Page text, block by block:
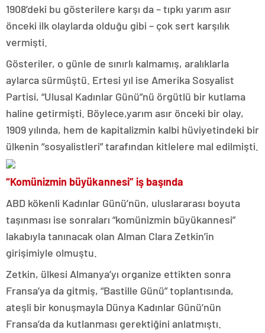
1908’deki bu gösterilere karşı da – tıpkı yarım asır
önceki ilk olaylarda olduğu gibi – çok sert karşılık
vermişti.
Gösteriler, o günle de sınırlı kalmamış, aralıklarla
aylarca sürmüştü. Ertesi yıl ise Amerika Sosyalist
Partisi, “Ulusal Kadınlar Günü”nü örgütlü bir kutlama
haline getirmişti. Böylece,yarım asır önceki bir olay,
1909 yılında, hem de kapitalizmin kalbi hüviyetindeki bir
ülkenin “sosyalistleri” tarafından kitlelere mal edilmişti.
“Komünizmin büyükannesi” iş başında
ABD kökenli Kadınlar Günü’nün, uluslararası boyuta
taşınması ise sonraları “komünizmin büyükannesi”
lakabıyla tanınacak olan Alman Clara Zetkin’in
girişimiyle olmuştu.
Zetkin, ülkesi Almanya’yı organize ettikten sonra
Fransa’ya da gitmiş, “Bastille Günü” toplantısında,
ateşli bir konuşmayla Dünya Kadınlar Günü’nün
Fransa’da da kutlanması gerektiğini anlatmıştı.